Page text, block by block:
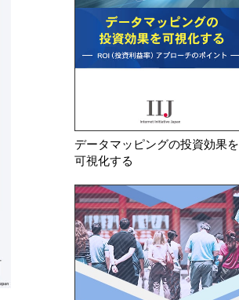
データマッピングの投資効果を
可視化する